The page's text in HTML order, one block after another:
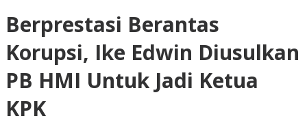
Berprestasi Berantas
Korupsi, Ike Edwin Diusulkan
PB HMI Untuk Jadi Ketua
KPK